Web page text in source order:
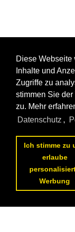
Diese Webseite
Inhalte und
Zugriffe zu
stimmen Sie
zu. Mehr
Datenschutz ,
Ich stimme zu
erlaube
Werbung